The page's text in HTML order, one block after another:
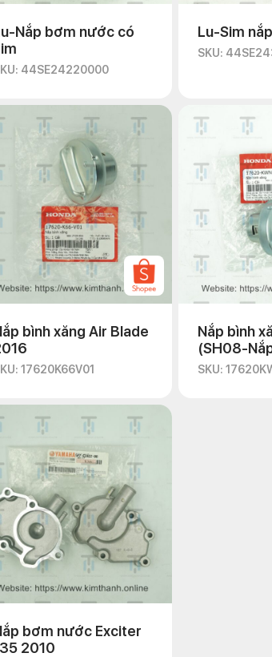
Nắp bơm nước có
44SE24220000
Lu-Sim
SKU:
bình xăng Air Blade
17620K66V01
Nắp bình
(SH08-
VN)
SKU:
bơm nước Exciter
2010